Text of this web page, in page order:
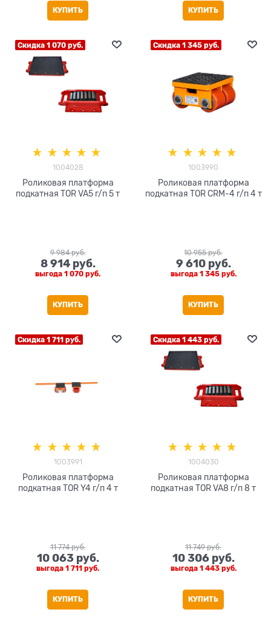
КУПИТЬ КУПИТЬ
Скидка 1 070 руб.
1004028
Роликовая платформа
подкатная TOR VA5 г/п 5 т
9 984 руб.
8 914 руб.
выгода 1 070 руб.
КУПИТЬ
Скидка 1 345 руб.
1003990
Роликовая платформа
подкатная TOR CRM-4 г/п 4 т
10 955 руб.
9 610 руб.
выгода 1 345 руб.
КУПИТЬ
Скидка 1 711 руб.
1003991
Роликовая платформа
подкатная TOR Y4 г/п 4 т
11 774 руб.
10 063 руб.
выгода 1 711 руб.
КУПИТЬ
Скидка 1 443 руб.
1004030
Роликовая платформа
подкатная TOR VA8 г/п 8 т
11 749 руб.
10 306 руб.
выгода 1 443 руб.
КУПИТЬ